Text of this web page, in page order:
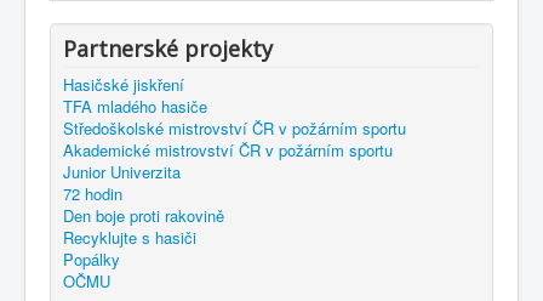
Partnerské projekty
Hasičské jiskření
TFA mladého hasiče
Středoškolské mistrovství ČR v požárním sportu
Akademické mistrovství ČR v požárním sportu
Junior Univerzita
72 hodin
Den boje proti rakovině
Recyklujte s hasiči
Popálky
OČMU